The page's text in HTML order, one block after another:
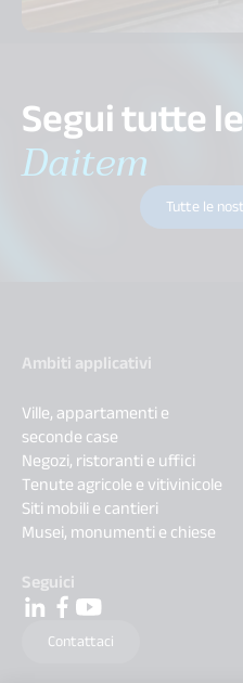
Segui tutte le
Daitem
Tutte le
Ambiti applicativi
Ville, appartamenti e
seconde case
Negozi, ristoranti e uffici
Tenute agricole e vitivinicole
Siti mobili e cantieri
Musei, monumenti e chiese
Seguici
Contattaci